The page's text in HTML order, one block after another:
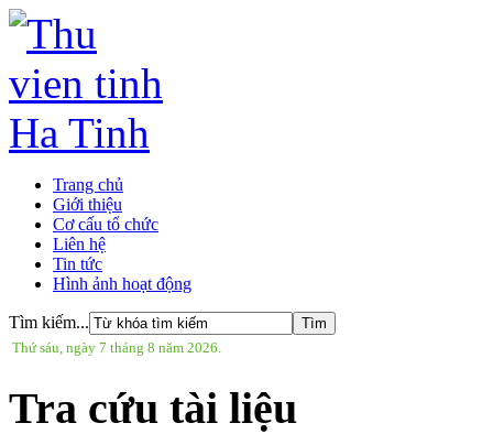
Trang chủ
Giới thiệu
Cơ cấu tổ chức
Liên hệ
Tin tức
Hình ảnh hoạt động
Tìm kiếm...
Thứ sáu, ngày 7 tháng 8 năm 2026.
Tra cứu tài liệu